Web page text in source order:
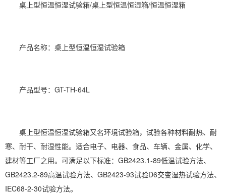
桌上型恒温恒湿试验箱/桌上型恒温恒湿箱/恒温恒湿箱
产品名称：桌上型恒温恒湿试验箱
产品型号：GT-TH-64L
桌上型恒温恒湿试验箱又名环境试验箱，试验各种材料耐热、耐
寒、耐干、耐湿性能。适合电子、 电器、食品、车辆、金属、化学、
建材等工厂之用。可满足以下标准：GB2423.1-89低温试验方法、
GB2423.2-89高温试验方法、GB2423-93试验D6交变湿热试验方法、
IEC68-2-30试验方法。